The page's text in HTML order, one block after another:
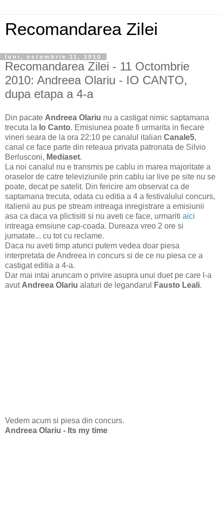
Recomandarea Zilei
luni, octombrie 11, 2010
Recomandarea Zilei - 11 Octombrie
2010: Andreea Olariu - IO CANTO,
dupa etapa a 4-a
Din pacate Andreea Olariu nu a castigat nimic saptamana
trecuta la Io Canto. Emisiunea poate fi urmarita in fiecare
vineri seara de la ora 22:10 pe canalul italian Canale5,
canal ce face parte din reteaua privata patronata de Silvio
Berlusconi, Mediaset.
La noi canalul nu e transmis pe cablu in marea majoritate a
oraselor de catre televiziunile prin cablu iar live pe site nu se
poate, decat pe satelit. Din fericire am observat ca de
saptamana trecuta, odata cu editia a 4 a festivalului concurs,
italienii au pus pe stream intreaga inregistrare a emisiunii
asa ca daca va plictisiti si nu aveti ce face, urmariti aici
intreaga emsiune cap-coada. Dureaza vreo 2 ore si
jumatate... cu tot cu reclame.
Daca nu aveti timp atunci putem vedea doar piesa
interpretata de Andreea in concurs si de ce nu piesa ce a
castigat editia a 4-a.
Dar mai intai aruncam o privire asupra unui duet pe care l-a
avut Andreea Olariu alaturi de legandarul Fausto Leali.
Vedem acum si piesa din concurs.
Andreea Olariu - Its my time